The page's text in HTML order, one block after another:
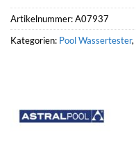
Artikelnummer:A07937
Kategorien: Pool Wassertester,